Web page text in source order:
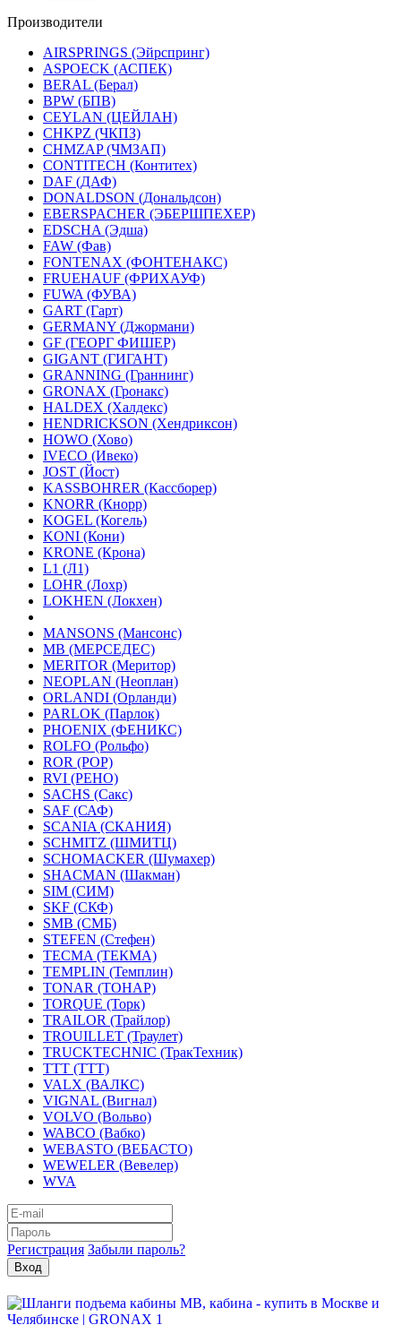
Производители
AIRSPRINGS (Эйрспринг)
ASPOECK (АСПЕК)
BERAL (Берал)
BPW (БПВ)
CEYLAN (ЦЕЙЛАН)
CHKPZ (ЧКПЗ)
CHMZAP (ЧМЗАП)
CONTITECH (Контитех)
DAF (ДАФ)
DONALDSON (Дональдсон)
EBERSPACHER (ЭБЕРШПЕХЕР)
EDSCHA (Эдша)
FAW (Фав)
FONTENAX (ФОНТЕНАКС)
FRUEHAUF (ФРИХАУФ)
FUWA (ФУВА)
GART (Гарт)
GERMANY (Джормани)
GF (ГЕОРГ ФИШЕР)
GIGANT (ГИГАНТ)
GRANNING (Граннинг)
GRONAX (Гронакс)
HALDEX (Халдекс)
HENDRICKSON (Хендриксон)
HOWO (Хово)
IVECO (Ивеко)
JOST (Йост)
KASSBOHRER (Касcборер)
KNORR (Кнорр)
KOGEL (Когель)
KONI (Кони)
KRONE (Крона)
L1 (Л1)
LOHR (Лохр)
LOKHEN (Локхен)
MANSONS (Мансонс)
MB (МЕРСЕДЕС)
MERITOR (Меритор)
NEOPLAN (Неоплан)
ORLANDI (Орланди)
PARLOK (Парлок)
PHOENIX (ФЕНИКС)
ROLFO (Рольфо)
ROR (РОР)
RVI (РЕНО)
SACHS (Сакс)
SAF (САФ)
SCANIA (СКАНИЯ)
SCHMITZ (ШМИТЦ)
SCHOMACKER (Шумахер)
SHACMAN (Шакман)
SIM (СИМ)
SKF (СКФ)
SMB (СМБ)
STEFEN (Стефен)
TECMA (ТЕКМА)
TEMPLIN (Темплин)
TONAR (ТОНАР)
TORQUE (Торк)
TRAILOR (Трайлор)
TROUILLET (Траулет)
TRUCKTECHNIC (ТракТехник)
TTT (ТТТ)
VALX (ВАЛКС)
VIGNAL (Вигнал)
VOLVO (Вольво)
WABCO (Вабко)
WEBASTO (ВЕБАСТО)
WEWELER (Вевелер)
WVA
Регистрация Забыли пароль?